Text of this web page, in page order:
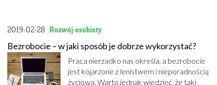
2019-02-28 Rozwój osobisty
Bezrobocie – w jaki sposób je dobrze wykorzystać?
Praca nierzadko nas określa, a bezrobocie
jest kojarzone z lenistwem i nieporadnością
życiową. Warto jednak wiedzieć, że taki